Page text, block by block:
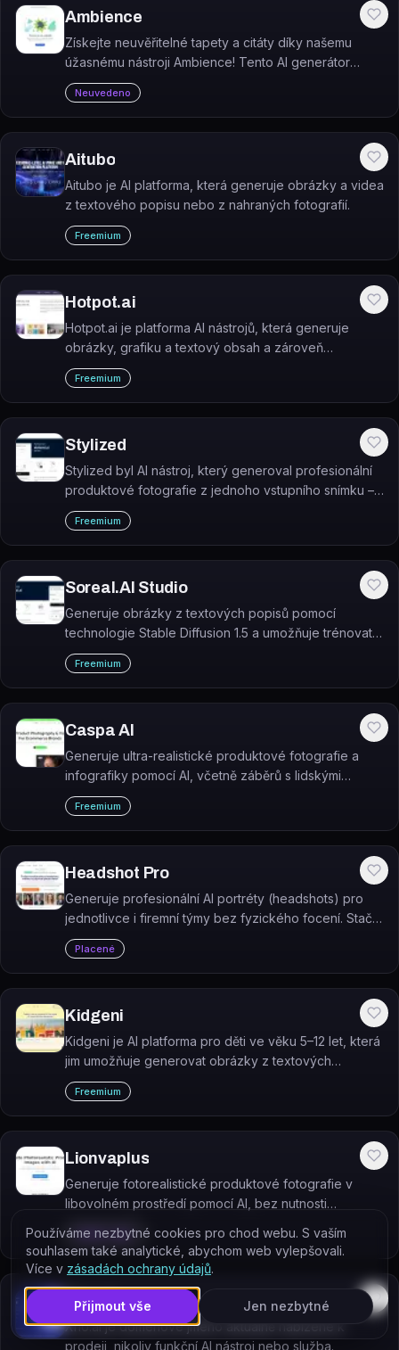
Ambience
Získejte neuvěřitelné tapety a citáty díky našemu
úžasnému nástroji Ambience! Tento AI generátor
obrázků vám nabídne nekonečné množství
úchvatných tapet a inspirativních citátů.
Neuvedeno
Aitubo
Aitubo je AI platforma, která generuje obrázky a videa
z textového popisu nebo z nahraných fotografií.
Freemium
Hotpot.ai
Hotpot.ai je platforma AI nástrojů, která generuje
obrázky, grafiku a textový obsah a zároveň
automatizuje úpravy fotografií.
Freemium
Stylized
Stylized byl AI nástroj, který generoval profesionální
produktové fotografie z jednoho vstupního snímku –
bez studia nebo postprodukce. Nástroj byl ke dni
rešerše ukončen a není aktivně dostupný.
Freemium
Soreal.AI Studio
Generuje obrázky z textových popisů pomocí
technologie Stable Diffusion 1.5 a umožňuje trénovat
vlastní AI modely na základě nahraných fotografií.
Freemium
Caspa AI
Generuje ultra-realistické produktové fotografie a
infografiky pomocí AI, včetně záběrů s lidskými
modely.
Freemium
Headshot Pro
Generuje profesionální AI portréty (headshots) pro
jednotlivce i firemní týmy bez fyzického focení. Stačí
nahrát 1–3 selfie a nástroj vytvoří 50+ studiových
portrétů v různých stylech.
Placené
Kidgeni
Kidgeni je AI platforma pro děti ve věku 5–12 let, která
jim umožňuje generovat obrázky z textových
promptů, psát interaktivní příběhy a transformovat
vlastní kresby do AI umění.
Freemium
Lionvaplus
Generuje fotorealistické produktové fotografie v
libovolném prostředí pomocí AI, bez nutnosti
149 $ / měs.
Xno.ai
Xno.ai je doménové jméno aktuálně nabízené k
prodeji, nikoliv funkční AI nástroj nebo služba.
Používáme nezbytné cookies pro chod webu. S vaším
souhlasem také analytické, abychom web vylepšovali.
Více v zásadách ochrany údajů.
Přijmout vše Jen nezbytné